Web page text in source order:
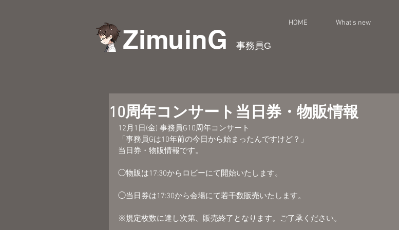
ZimuinG 事務員G
HOME What's new
10周年コンサート当日券・物販情報
12月1日(金) 事務員G10周年コンサート
「事務員Gは10年前の今日から始まったんですけど？」
当日券・物販情報です。
◯物販は17:30からロビーにて開始いたします。
◯当日券は17:30から会場にて若干数販売いたします。
※規定枚数に達し次第、販売終了となります。ご了承ください。